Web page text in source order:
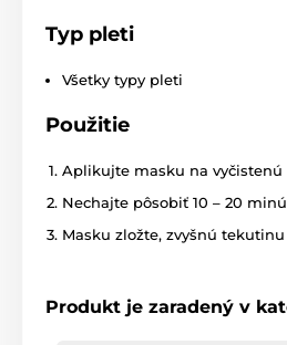
Typ pleti
Všetky typy pleti
Použitie
Aplikujte masku na vyčistenú
Nechajte pôsobiť 10 – 20
Masku zložte, zvyšnú
Produkt je zaradený v